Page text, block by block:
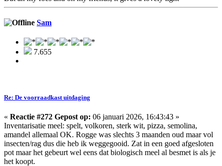
Sam
7.655
Re: De voorraadkast uitdaging
« Reactie #272 Gepost op: 06 januari 2026, 16:43:43 »
Inventarisatie meel: spelt, volkoren, sterk wit, pizza, semolina,
amandel allemaal OK. Rogge was slechts 3 maanden oud maar vol
insecten/rag dus die heb ik weggegooid. Zat in een goed afgesloten
pot maar het gebeurt wel eens dat biologisch meel al besmet is als je
het koopt.